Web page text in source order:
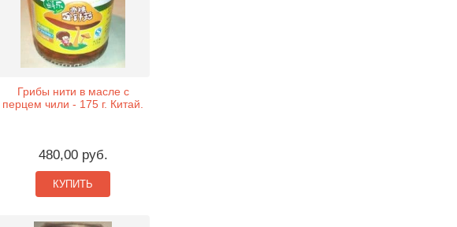
Грибы нити в масле с
перцем чили - 175 г. Китай.
480,00 руб.
КУПИТЬ